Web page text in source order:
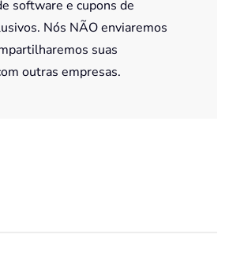
software e cupons de
Nós NÃO enviaremos
suas
outras empresas.